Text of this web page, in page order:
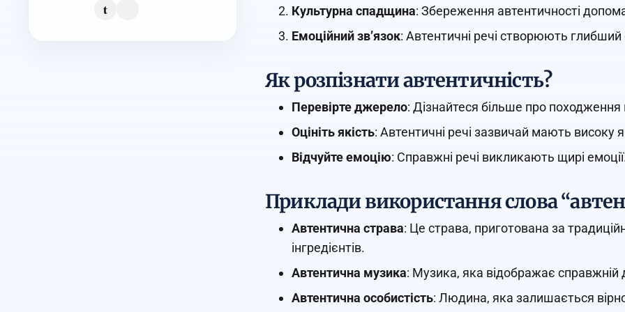
t Культурна спадщина: Збереження автентичності
Емоційний зв’язок: Автентичні речі створюють глибший
Як розпізнати автентичність?
Перевірте джерело: Дізнайтеся більше про
Оцініть якість: Автентичні речі зазвичай мають високу
Відчуйте емоцію: Справжні речі викликають щирі
Приклади використання слова
Автентична страва: Це страва, приготована за
інгредієнтів.
Автентична музика: Музика, яка відображає справжній
Автентична особистість: Людина, яка залишається